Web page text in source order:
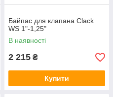
Байпас для клапана Clack
WS 1"-1,25"
В наявності
2 215 ₴
Купити